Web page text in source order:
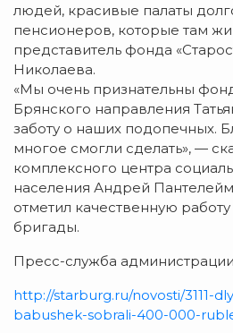
людей, красивые палаты
пенсионеров, которые там
представитель фонда
Николаева.
«Мы очень признательны
Брянского направления
заботу о наших подопечных.
многое смогли сделать», —
комплексного центра
населения Андрей
отметил качественную
бригады.
Пресс-служба
http://starburg.ru/novosti/3111-
babushek-sobrali-400-000-